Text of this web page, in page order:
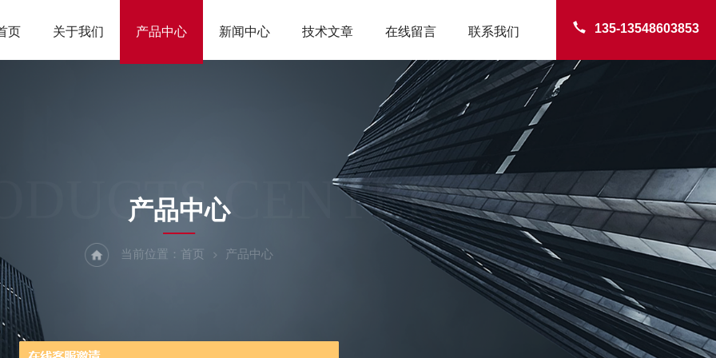
135-13548603853
页 关于我们 产品中心 新闻中心 技术文章 在线留言 联系我们
CENTER
产品中心
当前位置： 首页 产品中心